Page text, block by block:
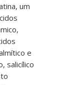
um
e
salicílico